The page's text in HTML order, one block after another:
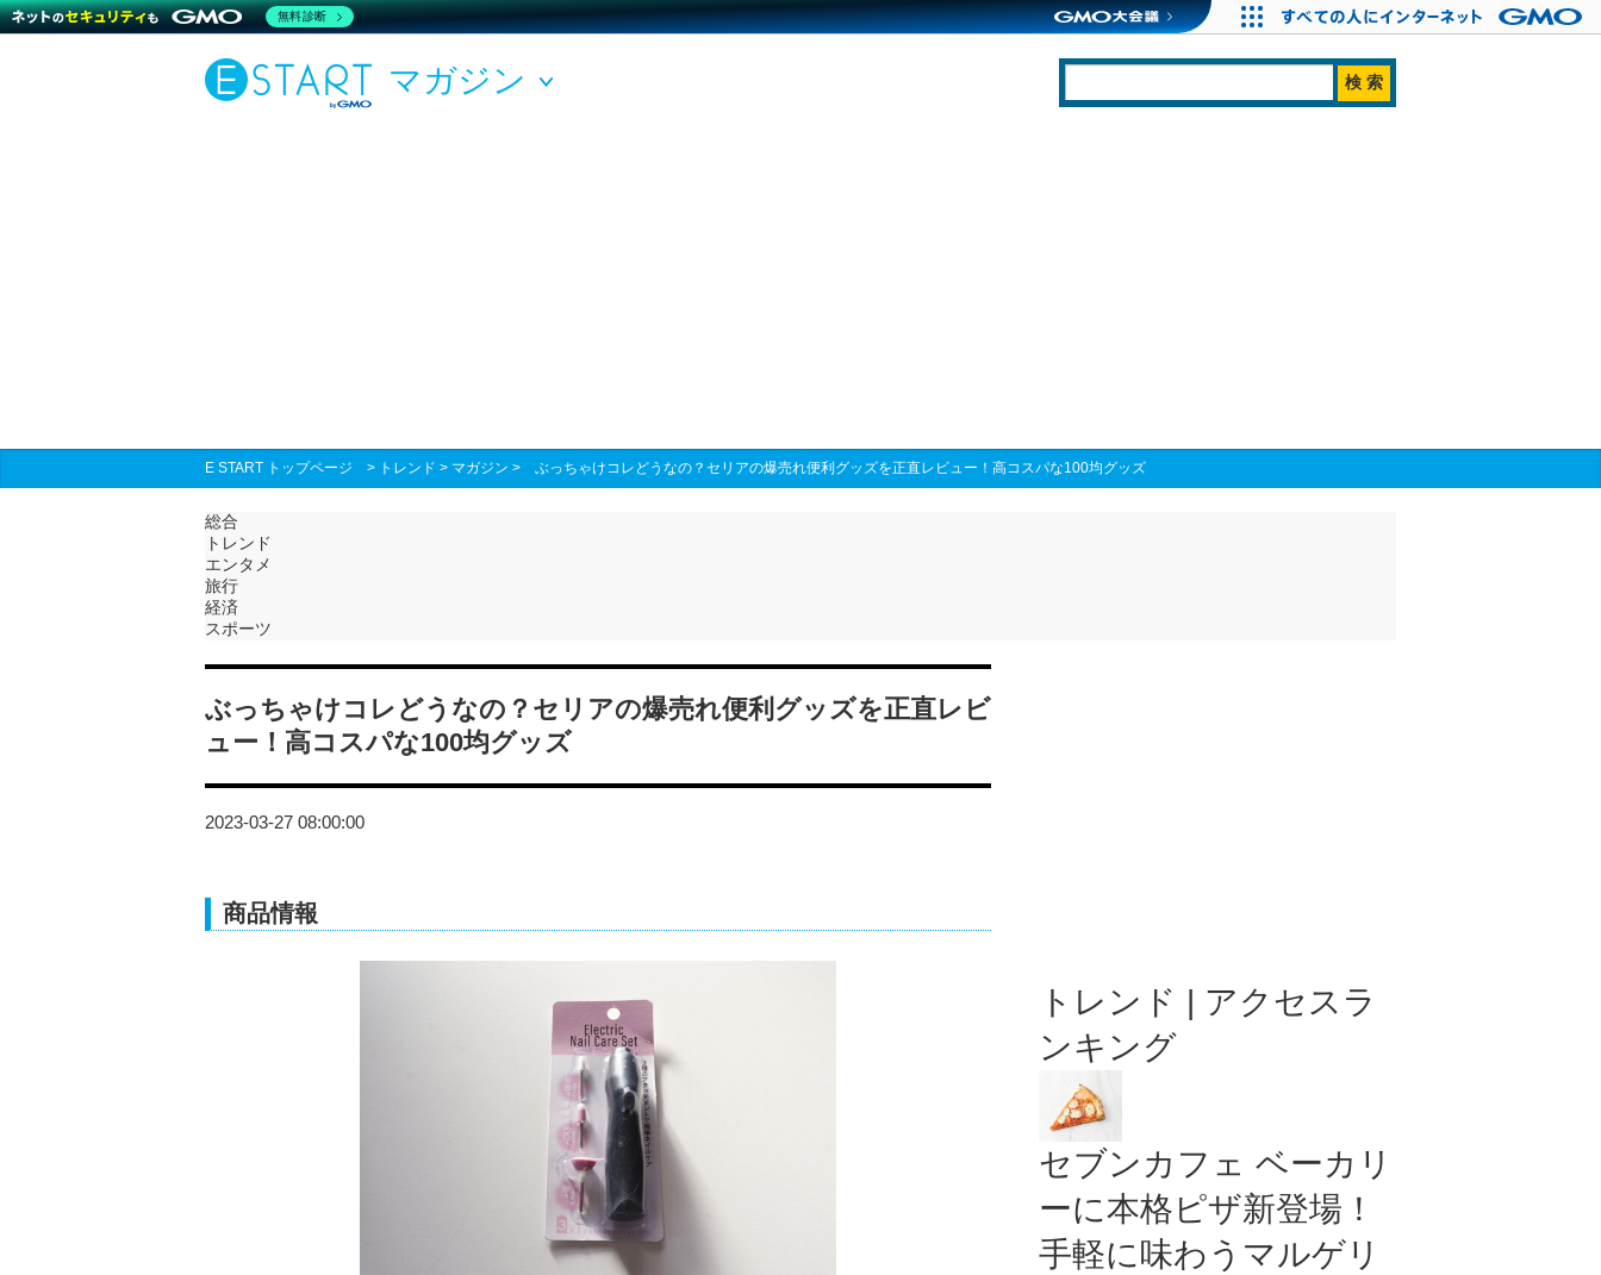
マガジン
E START トップページ > トレンド > マガジン > ぶっちゃけコレどうなの？セリアの爆売れ便利グッズを正直レビュー！高コスパな100均グッズ
総合
トレンド
エンタメ
旅行
経済
スポーツ
ぶっちゃけコレどうなの？セリアの爆売れ便利グッズを正直レビ
ュー！高コスパな100均グッズ
2023-03-27 08:00:00
商品情報
トレンド | アクセスラ
ンキング
セブンカフェ ベーカリ
ーに本格ピザ新登場！
手軽に味わうマルゲリ
無料診断